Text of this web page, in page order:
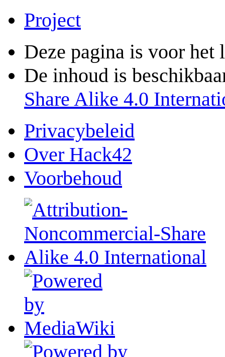
Project
Deze pagina is voor het
De inhoud is
Share Alike 4.0
Privacybeleid
Over Hack42
Voorbehoud